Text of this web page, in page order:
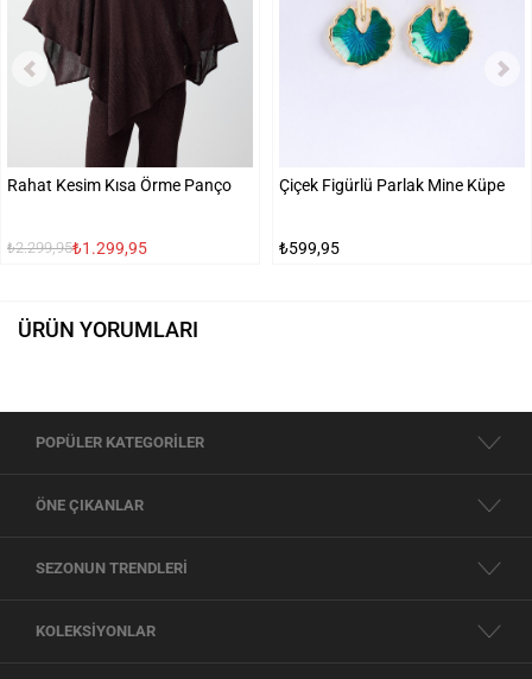
Rahat Kesim Kısa Örme Panço
₺2.299,95₺1.299,95
Çiçek Figürlü Parlak Mine Küpe
₺599,95
ÜRÜN YORUMLARI
POPÜLER KATEGORİLER
ÖNE ÇIKANLAR
SEZONUN TRENDLERİ
KOLEKSİYONLAR